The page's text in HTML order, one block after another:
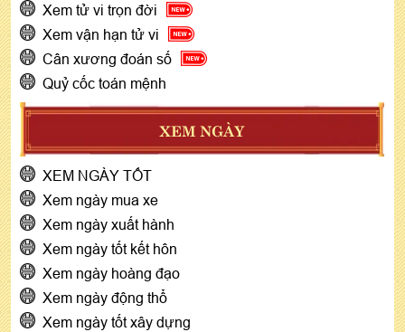
Xem tử vi trọn đời
Xem vận hạn tử vi
Cân xương đoán số
Quỷ cốc toán mệnh
XEM NGÀY
XEM NGÀY TỐT
Xem ngày mua xe
Xem ngày xuất hành
Xem ngày tốt kết hôn
Xem ngày hoàng đạo
Xem ngày động thổ
Xem ngày tốt xây dựng